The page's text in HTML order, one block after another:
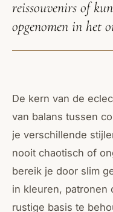
reissouvenirs of
opgenomen in het
De kern van de
van balans tussen
je verschillende
nooit chaotisch of
bereik je door slim
in kleuren, patronen
rustige basis te